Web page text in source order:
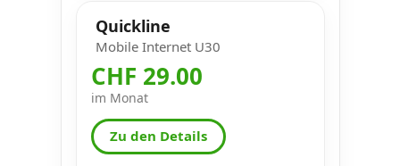
Quickline
Mobile Internet U30
CHF 29.00
im Monat
Zu den Details